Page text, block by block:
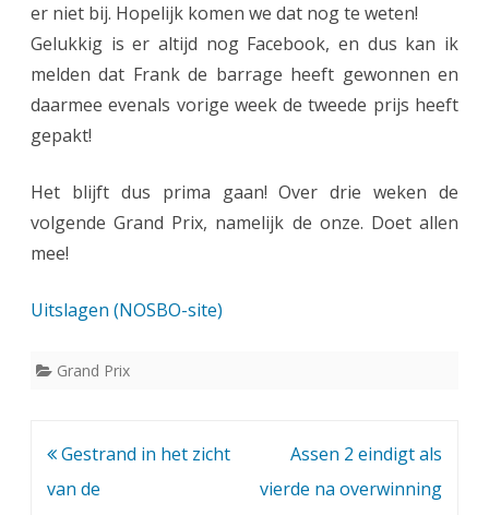
v
o
er niet bij. Hopelijk komen we dat nog te weten!
Gelukkig is er altijd nog Facebook, en dus kan ik
melden dat Frank de barrage heeft gewonnen en
daarmee evenals vorige week de tweede prijs heeft
gepakt!
Het blijft dus prima gaan! Over drie weken de
volgende Grand Prix, namelijk de onze. Doet allen
mee!
Uitslagen (NOSBO-site)
Grand Prix
Bericht
navigatie
Gestrand in het zicht
van de
Assen 2 eindigt als
vierde na overwinning